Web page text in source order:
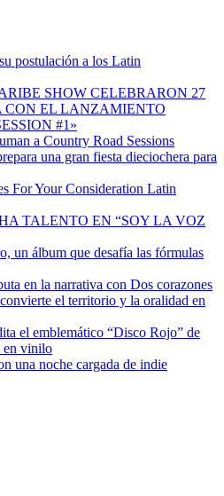
postulación a los Latin
SHOW CELEBRARON 27
CON EL LANZAMIENTO
#1»
a Country Road Sessions
una gran fiesta dieciochera para
For Your Consideration Latin
TALENTO EN “SOY LA VOZ
un álbum que desafía las fórmulas
en la narrativa con Dos corazones
el territorio y la oralidad en
el emblemático “Disco Rojo” de
en vinilo
una noche cargada de indie